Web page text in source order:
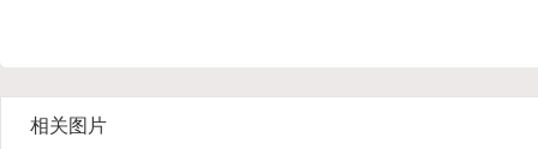
相关图片